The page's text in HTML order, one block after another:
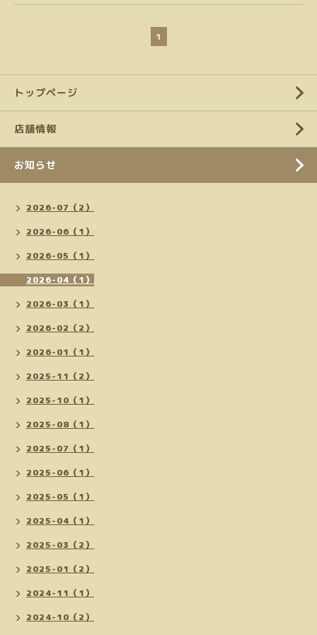
1
トップページ
店舗情報
お知らせ
2026-07（2）
2026-06（1）
2026-05（1）
2026-04（1）
2026-03（1）
2026-02（2）
2026-01（1）
2025-11（2）
2025-10（1）
2025-08（1）
2025-07（1）
2025-06（1）
2025-05（1）
2025-04（1）
2025-03（2）
2025-01（2）
2024-11（1）
2024-10（2）